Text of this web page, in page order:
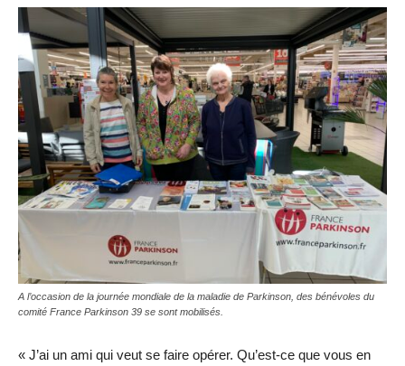
A l’occasion de la journée mondiale de la maladie de Parkinson, des bénévoles du
comité France Parkinson 39 se sont mobilisés.
« J’ai un ami qui veut se faire opérer. Qu’est-ce que vous en